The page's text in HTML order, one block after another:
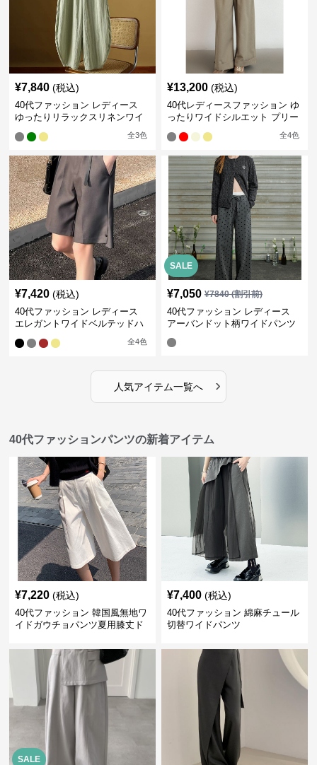
¥7,840 (税込)
40代ファッション レディース
ゆったりリラックスリネンワイ
全3色
¥13,200 (税込)
40代レディースファッション ゆ
ったりワイドシルエット プリー
全4色
¥7,420 (税込)
40代ファッション レディース
エレガントワイドベルテッドハ
全4色
SALE
¥7,050 ¥7840(割引前)
40代ファッション レディース
アーバンドット柄ワイドパンツ
人気アイテム一覧へ ›
40代ファッションパンツの新着アイテム
¥7,220 (税込)
40代ファッション 韓国風無地ワ
イドガウチョパンツ夏用膝丈ド
¥7,400 (税込)
40代ファッション 綿麻チュール
切替ワイドパンツ
SALE